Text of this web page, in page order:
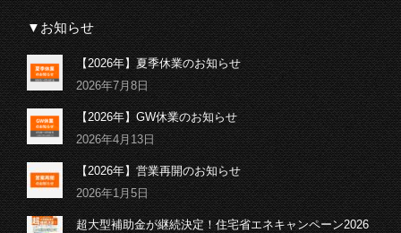
▼お知らせ
【2026年】夏季休業のお知らせ
2026年7月8日
【2026年】GW休業のお知らせ
2026年4月13日
【2026年】営業再開のお知らせ
2026年1月5日
超大型補助金が継続決定！住宅省エネキャンペーン2026